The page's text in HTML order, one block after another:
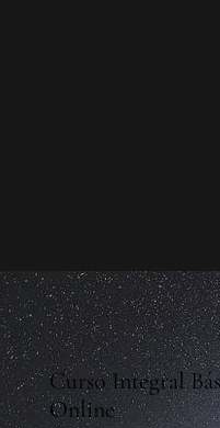
Curso Integral
Online